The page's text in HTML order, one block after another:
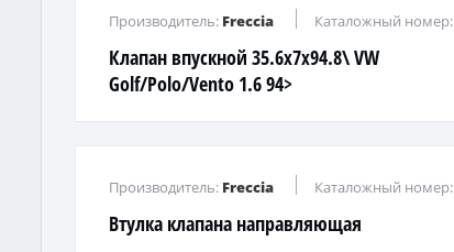
Клапан впускной 35.6x7x94.8\ VW
Golf/Polo/Vento 1.6 94>
Производитель: Freccia Каталожный номер:
Втулка клапана направляющая
Производитель: Freccia Каталожный номер: